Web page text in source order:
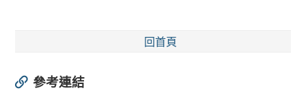
回首頁
參考連結